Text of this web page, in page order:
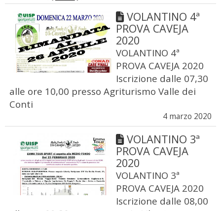
VOLANTINO 4ª
PROVA CAVEJA
2020
VOLANTINO 4ª
PROVA CAVEJA 2020
Iscrizione dalle 07,30
alle ore 10,00 presso Agriturismo Valle dei
Conti
4 marzo 2020
VOLANTINO 3ª
PROVA CAVEJA
2020
VOLANTINO 3ª
PROVA CAVEJA 2020
Iscrizione dalle 08,00